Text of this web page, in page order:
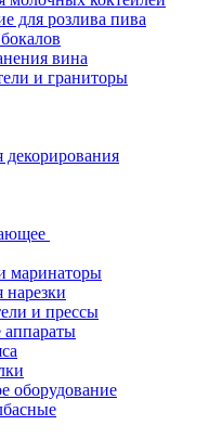
для розлива пива
вина
и граниторы
маринаторы
и прессы
оборудование